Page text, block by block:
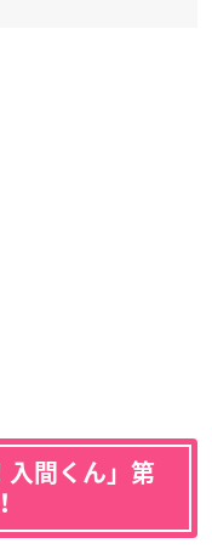
入間くん」第